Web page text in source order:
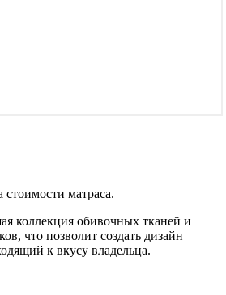
матраса.
коллекция обивочных тканей и
что позволит создать дизайн
к вкусу владельца.